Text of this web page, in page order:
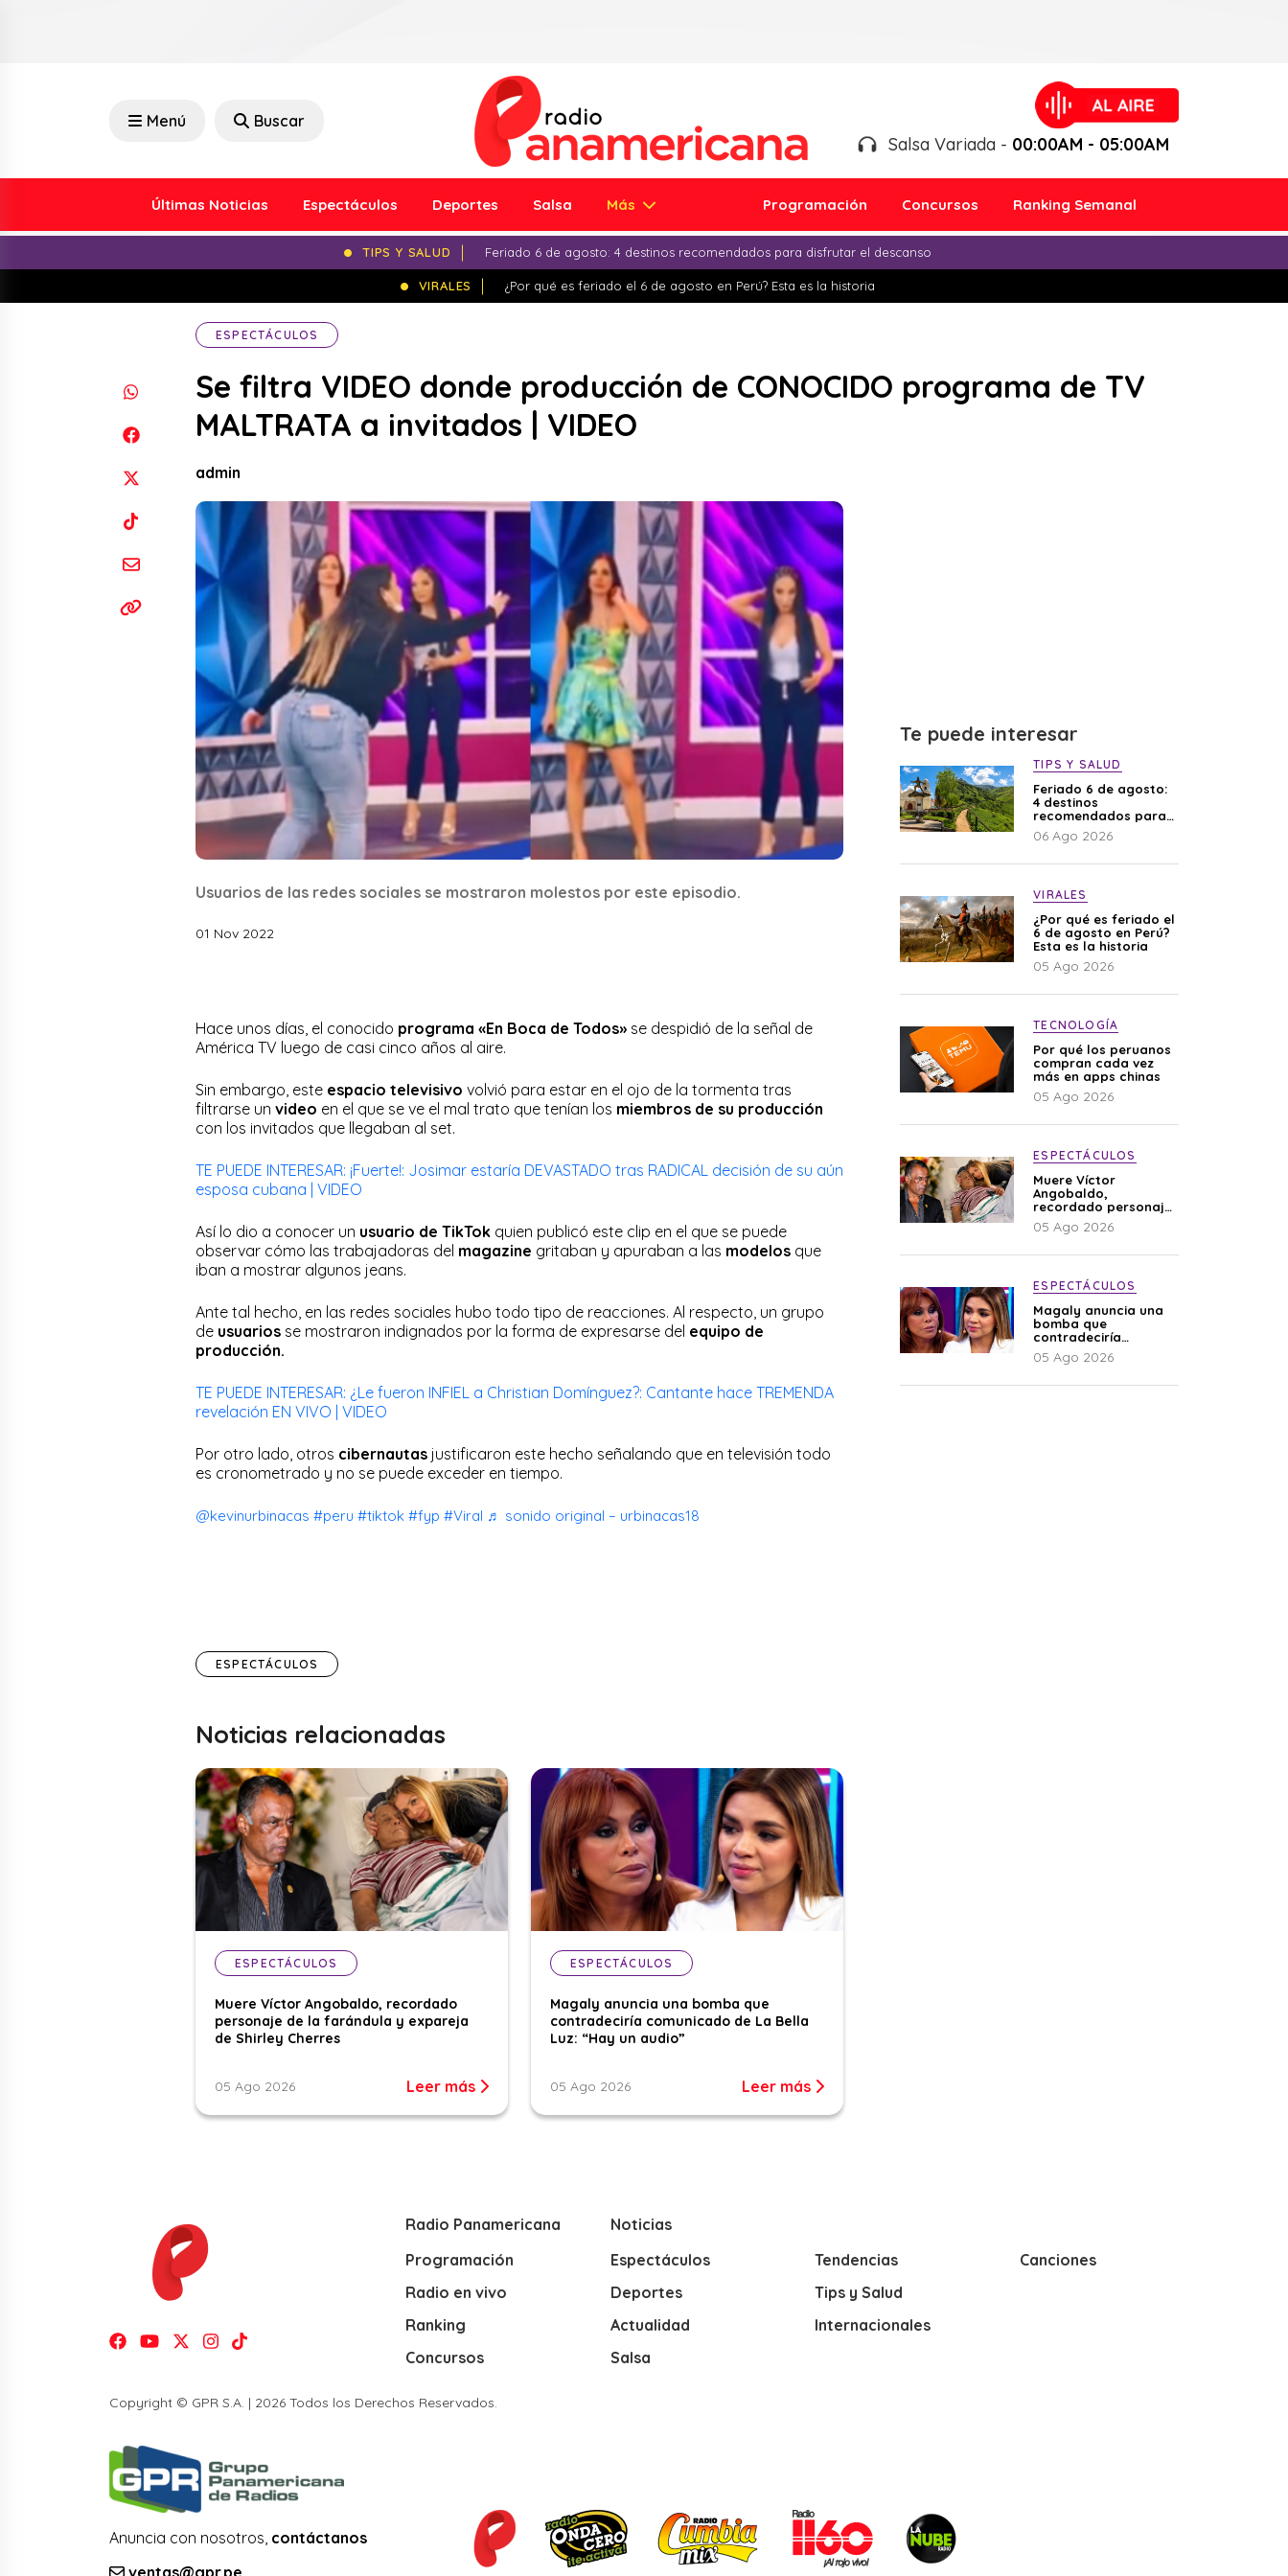
Menú Buscar
Salsa Variada - 00:00AM - 05:00AM
Últimas Noticias Espectáculos Deportes Salsa Más Programación Concursos Ranking Semanal
TIPS Y SALUD Feriado 6 de agosto: 4 destinos recomendados para disfrutar el descanso
VIRALES ¿Por qué es feriado el 6 de agosto en Perú? Esta es la historia
ESPECTÁCULOS
Se filtra VIDEO donde producción de CONOCIDO programa de TV
MALTRATA a invitados | VIDEO
admin
Usuarios de las redes sociales se mostraron molestos por este episodio.
01 Nov 2022
Hace unos días, el conocido programa «En Boca de Todos» se despidió de la señal de
América TV luego de casi cinco años al aire.
Sin embargo, este espacio televisivo volvió para estar en el ojo de la tormenta tras
filtrarse un video en el que se ve el mal trato que tenían los miembros de su producción
con los invitados que llegaban al set.
TE PUEDE INTERESAR: ¡Fuerte!: Josimar estaría DEVASTADO tras RADICAL decisión de su aún
esposa cubana | VIDEO
Así lo dio a conocer un usuario de TikTok quien publicó este clip en el que se puede
observar cómo las trabajadoras del magazine gritaban y apuraban a las modelos que
iban a mostrar algunos jeans.
Ante tal hecho, en las redes sociales hubo todo tipo de reacciones. Al respecto, un grupo
de usuarios se mostraron indignados por la forma de expresarse del equipo de
producción.
TE PUEDE INTERESAR: ¿Le fueron INFIEL a Christian Domínguez?: Cantante hace TREMENDA
revelación EN VIVO | VIDEO
Por otro lado, otros cibernautas justificaron este hecho señalando que en televisión todo
es cronometrado y no se puede exceder en tiempo.
@kevinurbinacas #peru #tiktok #fyp #Viral ♬ sonido original – urbinacas18
ESPECTÁCULOS
Noticias relacionadas
ESPECTÁCULOS
Muere Víctor Angobaldo, recordado
personaje de la farándula y expareja
de Shirley Cherres
05 Ago 2026 Leer más
ESPECTÁCULOS
Magaly anuncia una bomba que
contradeciría comunicado de La Bella
Luz: “Hay un audio”
05 Ago 2026 Leer más
Te puede interesar
TIPS Y SALUD
Feriado 6 de agosto:
4 destinos
recomendados para
disfrutar el descanso
06 Ago 2026
VIRALES
¿Por qué es feriado el
6 de agosto en Perú?
Esta es la historia
05 Ago 2026
TECNOLOGÍA
Por qué los peruanos
compran cada vez
más en apps chinas
05 Ago 2026
ESPECTÁCULOS
Muere Víctor
Angobaldo,
recordado personaje
de la farándula y
expareja de Shirley
05 Ago 2026
ESPECTÁCULOS
Magaly anuncia una
bomba que
contradeciría
comunicado de La
Bella Luz: “Hay un
05 Ago 2026
Radio Panamericana
Programación
Radio en vivo
Ranking
Concursos
Noticias
Espectáculos
Deportes
Actualidad
Salsa
Tendencias
Tips y Salud
Internacionales
Canciones
Copyright © GPR S.A. | 2026 Todos los Derechos Reservados.
Anuncia con nosotros, contáctanos